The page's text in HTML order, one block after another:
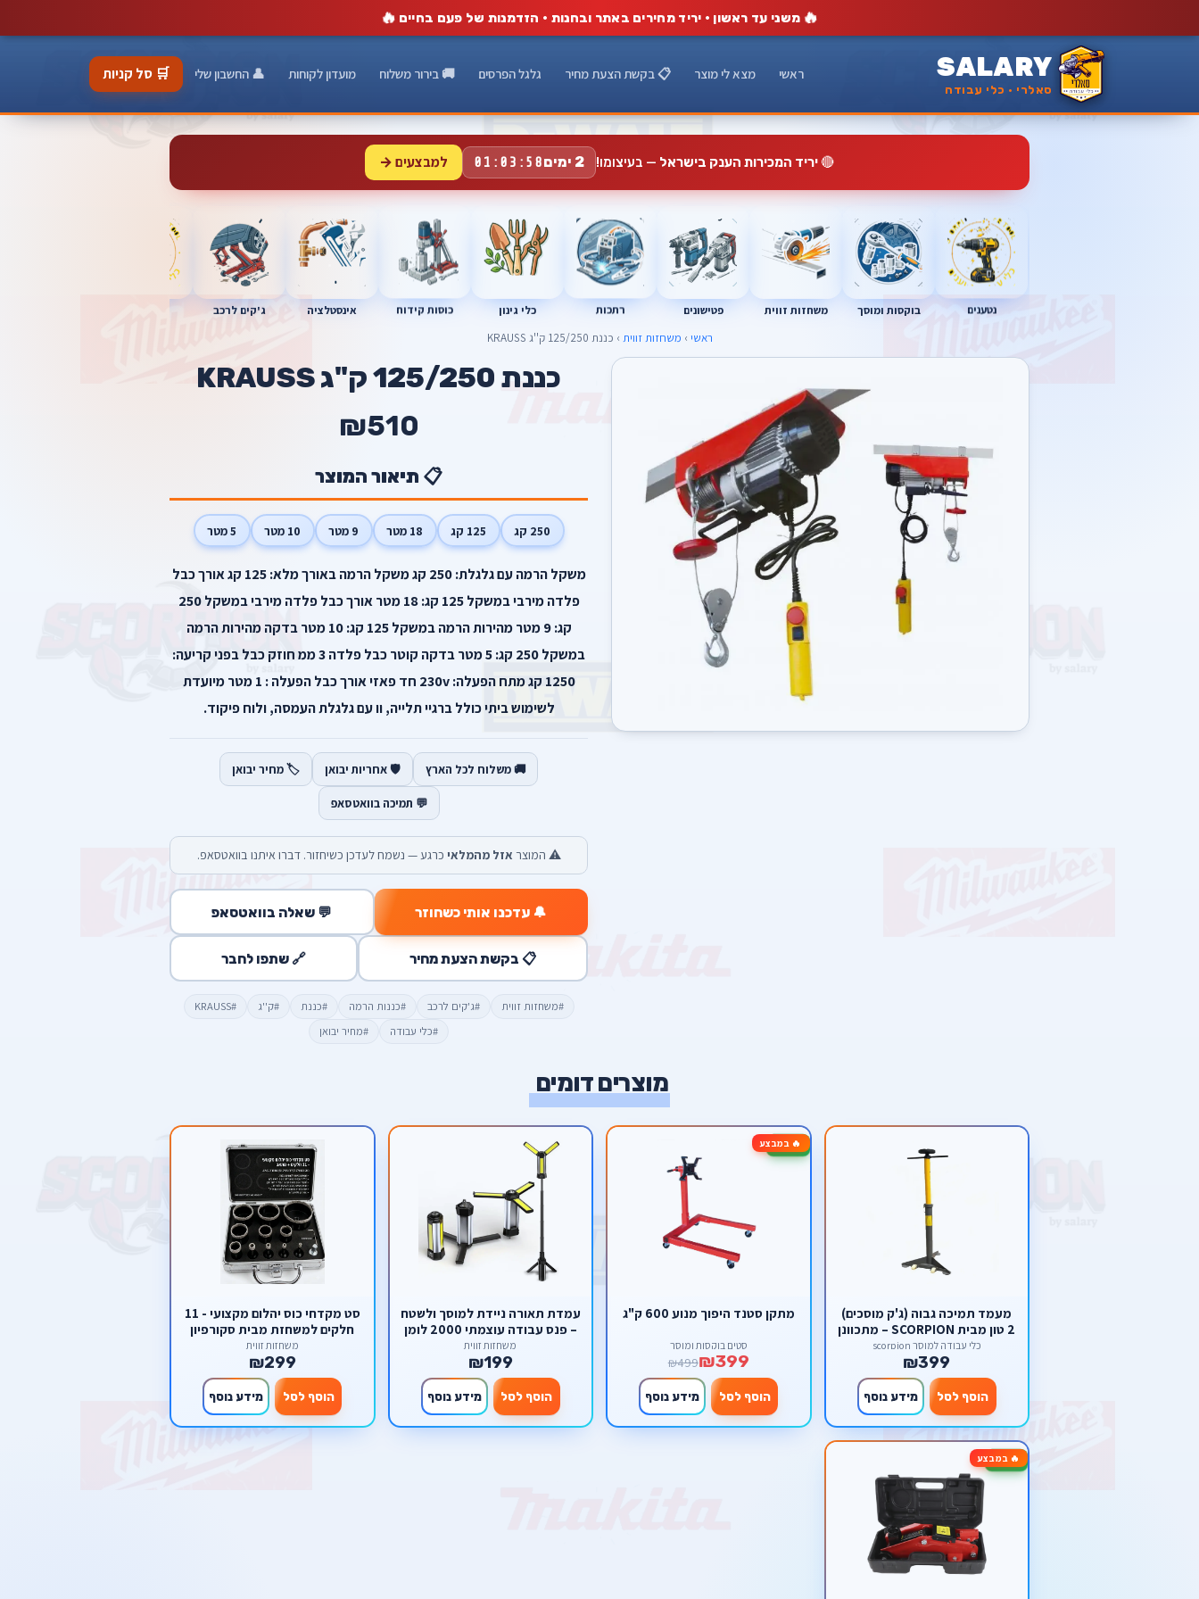
🔥משני עד ראשון · יריד מחירים באתר ובחנות · הזדמנות של פעם בחיים 🔥
SALARY
סאלרי · כלי עבודה
ראשי מצא לי מוצר 📋 בקשת הצעת מחיר גלגל הפרסים 🚚 בירור משלוח מועדון לקוחות 👤 החשבון שלי 🛒 סל קניות
🔴יריד המכירות הענק בישראל — בעיצומו! 2 ימים 01:03:57 למבצעים →
נטענים בוקסות ומוסך משחזות זווית פטישונים רתכות כלי גינון כוסות קידוח אינסטלציה ג'קים לרכב
ראשי › משחזות זווית › כננת 125/250 ק''ג KRAUSS
כננת 125/250 ק''ג KRAUSS
₪510
📋 תיאור המוצר
250 קג 125 קג 18 מטר 9 מטר 10 מטר 5 מטר
משקל הרמה עם גלגלת: 250 קג משקל הרמה באורך מלא: 125 קג אורך כבל
פלדה מירבי במשקל 125 קג: 18 מטר אורך כבל פלדה מירבי במשקל 250
קג: 9 מטר מהירות הרמה במשקל 125 קג: 10 מטר בדקה מהירות הרמה
במשקל 250 קג: 5 מטר בדקה קוטר כבל פלדה 3 ממ חוזק כבל בפני קריעה:
1250 קג מתח הפעלה: 230v חד פאזי אורך כבל הפעלה : 1 מטר מיועדת
לשימוש ביתי כולל ברגיי תלייה, וו עם גלגלת העמסה, ולוח פיקוד.
🚚 משלוח לכל הארץ 🛡️ אחריות יבואן 🏷️ מחיר יבואן
💬 תמיכה בוואטסאפ
⚠️ המוצר אזל מהמלאי כרגע — נשמח לעדכן כשיחזור. דברו איתנו בוואטסאפ.
🔔 עדכנו אותי כשחוזר 💬 שאלה בוואטסאפ
📋 בקשת הצעת מחיר 🔗 שתפו לחבר
#משחזות זווית #ג'קים לרכב #כננות הרמה #כננת #ק''ג
#KRAUSS
#כלי עבודה
#מחיר יבואן
מוצרים דומים
מעמד תמיכה גבוה (ג'ק מוסכים)
2 טון מבית SCORPION – מתכוונן
עם בסיס גלגלים
כלי עבודה למוסך scorpion
₪399
הוסף לסל מידע נוסף
🔥 במבצע-20%
מתקן סטנד היפוך מנוע 600 ק"ג
סטים בוקסות ומוסך
₪399
₪499
הוסף לסל מידע נוסף
עמדת תאורה ניידת למוסך ולשטח
– פנס עבודה עוצמתי 2000 לומן
עם חצובה, מגנט וסוללת גיבוי
משחזות זווית
₪199
הוסף לסל מידע נוסף
סט מקדחי כוס יהלום מקצועי - 11
חלקים למשחזת מבית סקורפיון
משחזות זווית
₪299
הוסף לסל מידע נוסף
🔥 במבצע-40%